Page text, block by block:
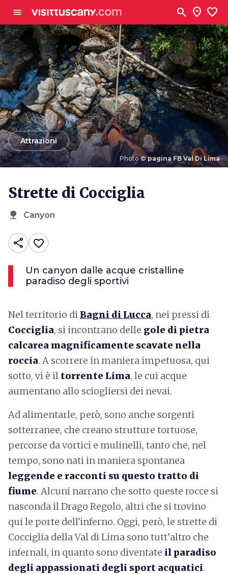
menu search location_on favorite
Photo ©pagina FB Val Di Lima
arrow_backAttrazioni
Strette di Cocciglia
nature Canyon
share favorite_border
Un canyon dalle acque cristalline
paradiso degli sportivi
Nel territorio diBagni di Lucca, nei pressi di
Cocciglia, si incontrano delle gole di pietra
calcarea magnificamente scavate nella
roccia. A scorrere in maniera impetuosa, qui
sotto, vi è il torrente Lima, le cui acque
aumentano allo sciogliersi dei nevai.
Ad alimentarle, però, sono anche sorgenti
sotterranee, che creano strutture tortuose,
percorse da vortici e mulinelli, tanto che, nel
tempo, sono nati in maniera spontanea
leggende e racconti su questo tratto di
fiume. Alcuni narrano che sotto queste rocce si
nasconda il Drago Regolo, altri che si trovino
qui le porte dell'inferno. Oggi, però, le strette di
Cocciglia della Val di Lima sono tutt’altro che
infernali, in quanto sono diventate il paradiso
degli appassionati degli sport acquatici.